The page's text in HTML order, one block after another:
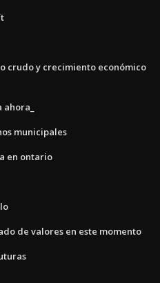
crudo y crecimiento económico
municipales
en ontario
de valores en este momento